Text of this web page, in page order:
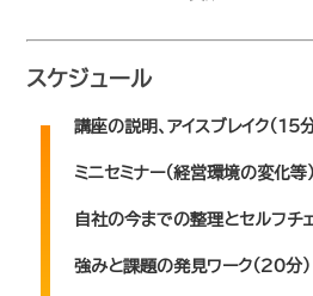
スケジュール
講座の説明、アイスブレイク（15分
ミニセミナー（経営環境の変化等
自社の今までの整理とセルフチェ
強みと課題の発見ワーク（20分）